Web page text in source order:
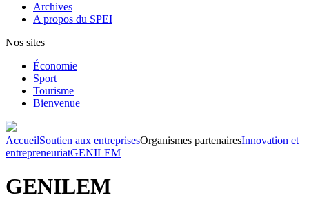
Archives
A propos du SPEI
Nos sites
Économie
Sport
Tourisme
Bienvenue
AccueilSoutien aux entreprisesOrganismes partenairesInnovation et
entrepreneuriatGENILEM
GENILEM